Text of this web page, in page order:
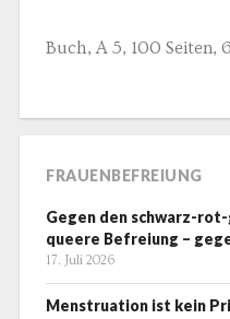
Buch, A 5, 100 Seiten,
FRAUENBEFREIUNG
Gegen den schwarz-
queere Befreiung –
17. Juli 2026
Menstruation ist kein